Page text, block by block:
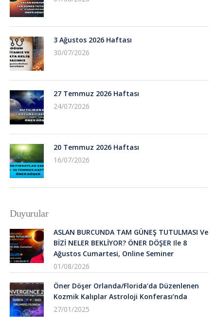
3 Ağustos 2026 Haftası
30/07/2026
27 Temmuz 2026 Haftası
24/07/2026
20 Temmuz 2026 Haftası
16/07/2026
Duyurular
ASLAN BURCUNDA TAM GÜNEŞ TUTULMASI Ve
BİZİ NELER BEKLİYOR? ÖNER DÖŞER Ile 8
Ağustos Cumartesi, Online Seminer
01/08/2026
Öner Döşer Orlanda/Florida’da Düzenlenen
Kozmik Kalıplar Astroloji Konferası’nda
27/01/2025